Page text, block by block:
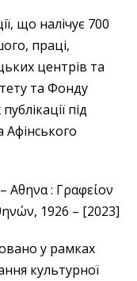
що налічує 700
праці,
центрів та
та Фонду
під
Афінського
Αθηνα : Γραφείον
1926 – [2023]
у рамках
культурної